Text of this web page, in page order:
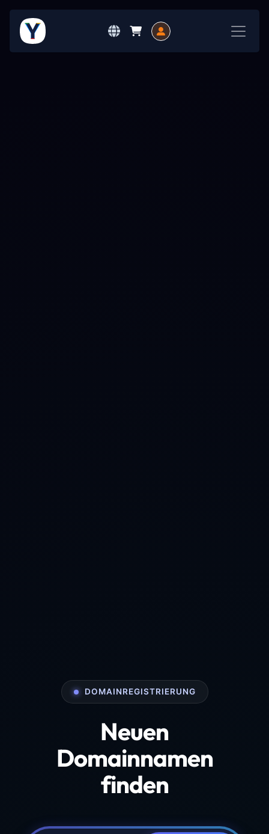
DOMAINREGISTRIERUNG
Neuen
Domainnamen
finden